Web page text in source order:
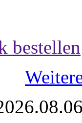
bestellen